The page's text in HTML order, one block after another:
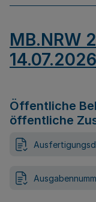
MB.NRW
14.07.2026
Öffentliche
öffentliche